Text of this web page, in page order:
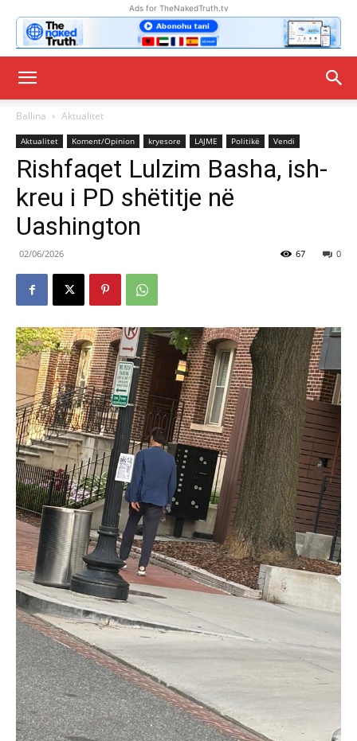
Ads for TheNakedTruth.tv
Ballina Aktualitet
Aktualitet Koment/Opinion kryesore LAJME Politikë Vendi
Rishfaqet Lulzim Basha, ish-
kreu i PD shëtitje në
Uashington
02/06/2026 0
67